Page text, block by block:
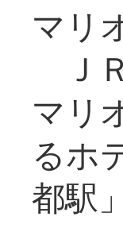
マリ
Ｊ
マリ
るホ
都駅